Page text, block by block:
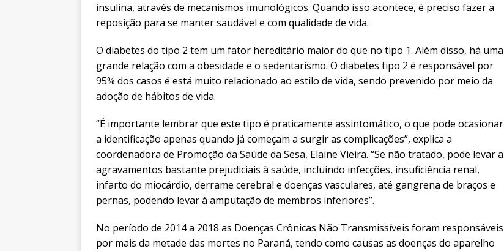
insulina, através de mecanismos imunológicos. Quando isso acontece, é preciso fazer a
reposição para se manter saudável e com qualidade de vida.
O diabetes do tipo 2 tem um fator hereditário maior do que no tipo 1. Além disso, há uma
grande relação com a obesidade e o sedentarismo. O diabetes tipo 2 é responsável por
95% dos casos é está muito relacionado ao estilo de vida, sendo prevenido por meio da
adoção de hábitos de vida.
“É importante lembrar que este tipo é praticamente assintomático, o que pode ocasionar
a identificação apenas quando já começam a surgir as complicações”, explica a
coordenadora de Promoção da Saúde da Sesa, Elaine Vieira. “Se não tratado, pode levar a
agravamentos bastante prejudiciais à saúde, incluindo infecções, insuficiência renal,
infarto do miocárdio, derrame cerebral e doenças vasculares, até gangrena de braços e
pernas, podendo levar à amputação de membros inferiores”.
No período de 2014 a 2018 as Doenças Crônicas Não Transmissíveis foram responsáveis
por mais da metade das mortes no Paraná, tendo como causas as doenças do aparelho